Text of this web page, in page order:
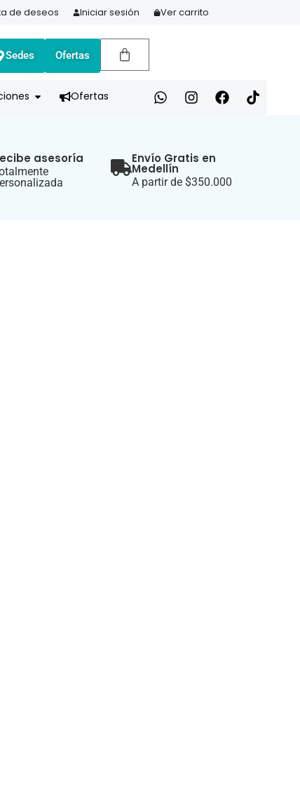
HOY Y PAGA EN 3 CUOTAS CON ADDI
de deseos Iniciar sesión Ver carrito
Sedes Ofertas
Ofertas
asesoría Envío Gratis en
Medellín
A partir de $350.000